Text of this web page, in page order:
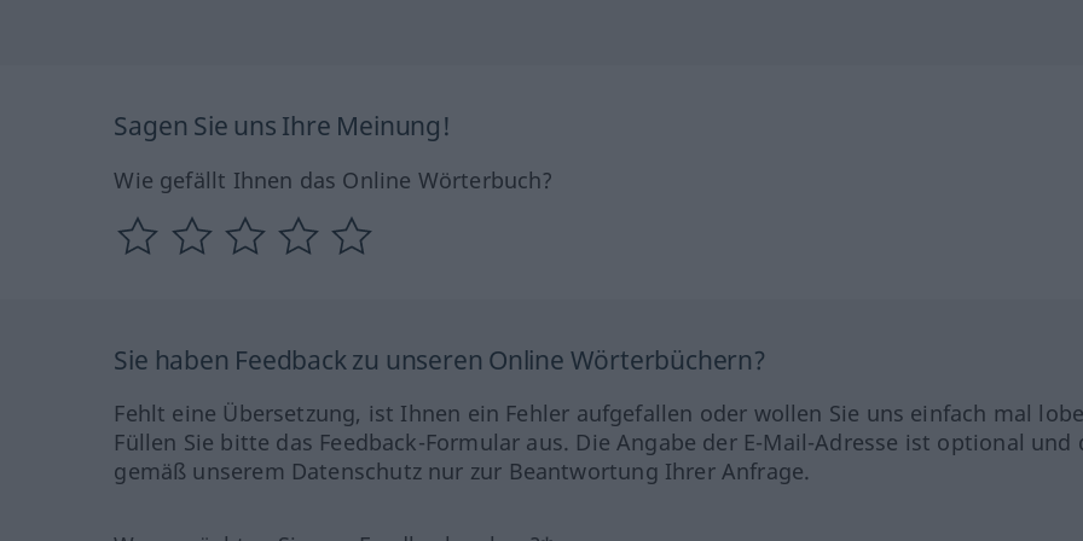
Sagen Sie uns Ihre Meinung!
Wie gefällt Ihnen das Online Wörterbuch?
Sie haben Feedback zu unseren Online Wörterbüchern?
Fehlt eine Übersetzung, ist Ihnen ein Fehler aufgefallen oder wollen Sie uns einfach mal
Füllen Sie bitte das Feedback-Formular aus. Die Angabe der E-Mail-Adresse ist optional und
gemäß unserem Datenschutz nur zur Beantwortung Ihrer Anfrage.